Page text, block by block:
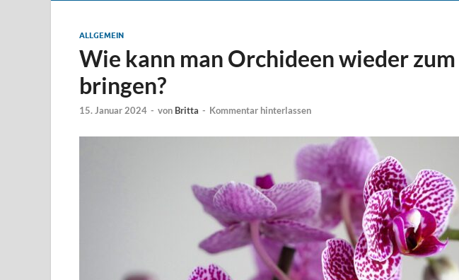
ALLGEMEIN
Wie kann man Orchideen wieder
bringen?
15. Januar 2024 - von Britta - Kommentar hinterlassen